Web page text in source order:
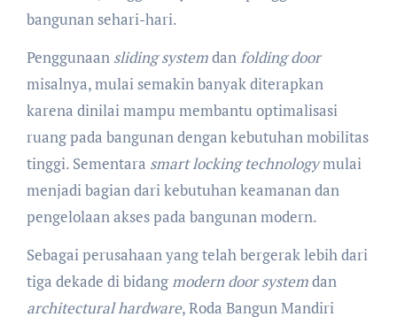
bangunan sehari-hari.
Penggunaan sliding systemdan folding door
misalnya, mulai semakin banyak diterapkan
karena dinilai mampu membantu optimalisasi
ruang pada bangunan dengan kebutuhan mobilitas
tinggi. Sementara smart locking technologymulai
menjadi bagian dari kebutuhan keamanan dan
pengelolaan akses pada bangunan modern.
Sebagai perusahaan yang telah bergerak lebih dari
tiga dekade di bidang modern door systemdan
architectural hardware, Roda Bangun Mandiri